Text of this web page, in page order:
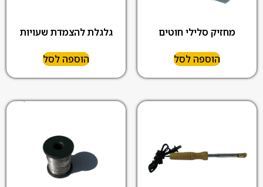
מחזיק סלילי חוטים
הוספה לסל
גלגלת להצמדת שעויות
הוספה לסל